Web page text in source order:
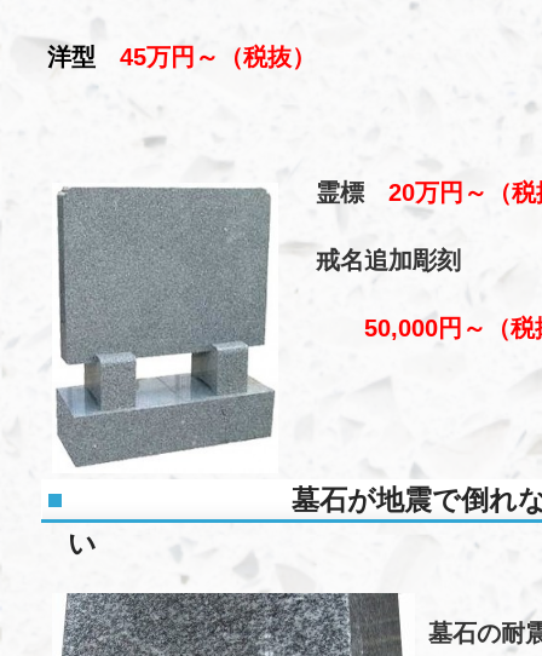
洋型 45万円～（税抜）
霊標 20万円～ （
戒名追加彫刻
50,000円～ （
墓石が地震で倒れ
い
墓石の耐